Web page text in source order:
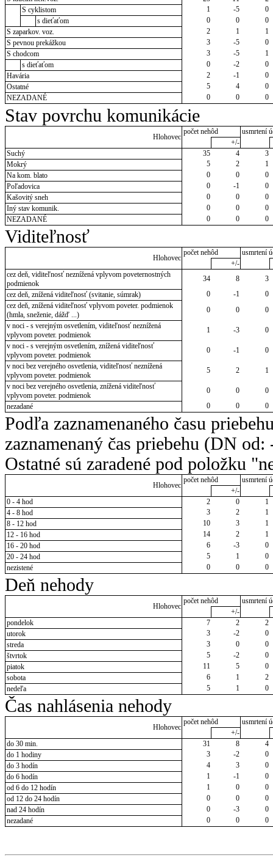
S cyklistom
1 -5
0
s dieťaťom
0 0
0
S zaparkov. voz.
2 1
1
S pevnou prekážkou
3 -5
0
S chodcom
3 -5
1
s dieťaťom
0 -2
0
Havária
2 -1
0
Ostatné
5 4
0
NEZADANÉ
0 0 0
Stav povrchu komunikácie
Hlohovec
počet nehôd
usmrtení
+/-
Suchý
35 4
3
Mokrý
5 2
1
Na kom. blato
0 0
0
Poľadovica
0 -1
0
Kašovitý sneh
0 0
0
Iný stav komunik.
0 0
0
NEZADANÉ
0 0 0
Viditeľnosť
Hlohovec
počet nehôd
usmrtení
+/-
cez deň, viditeľnosť neznížená vplyvom poveternostných
podmienok
34 8
3
cez deň, znížená viditeľnosť (svitanie, súmrak)
0 -1
0
cez deň, znížená viditeľnosť vplyvom poveter. podmienok
(hmla, sneženie, dážď ...)
0 0
0
v noci - s verejným osvetlením, viditeľnosť neznížená
vplyvom poveter. podmienok
1 -3
0
v noci - s verejným osvetlením, znížená viditeľnosť
vplyvom poveter. podmienok
0 -1
0
v noci bez verejného osvetlenia, viditeľnosť neznížená
vplyvom poveter. podmienok
5 2
1
v noci bez verejného osvetlenia, znížená viditeľnosť
vplyvom poveter. podmienok
0 0
0
nezadané
0 0 0
Podľa zaznamenaného času
zaznamenaný čas priebehu (DN
Ostatné sú zaradené pod položku
Hlohovec
počet nehôd
usmrtení
+/-
0 - 4 hod
2 0
1
4 - 8 hod
3 2
1
8 - 12 hod
10 3
1
12 - 16 hod
14 2
1
16 - 20 hod
6 -3
0
20 - 24 hod
5 1
0
nezistené
0 0 0
Deň nehody
Hlohovec
počet nehôd
usmrtení
+/-
pondelok
7 2
2
utorok
3 -2
0
streda
3 0
0
štvrtok
5 -2
0
piatok
11 5
0
sobota
6 1
2
nedeľa
5 1 0
Čas nahlásenia nehody
Hlohovec
počet nehôd
usmrtení
+/-
do 30 min.
31 8
4
do 1 hodiny
3 -2
0
do 3 hodín
4 3
0
do 6 hodín
1 -1
0
od 6 do 12 hodín
1 0
0
od 12 do 24 hodín
0 0
0
nad 24 hodín
0 -3
0
nezadané
0 0 0